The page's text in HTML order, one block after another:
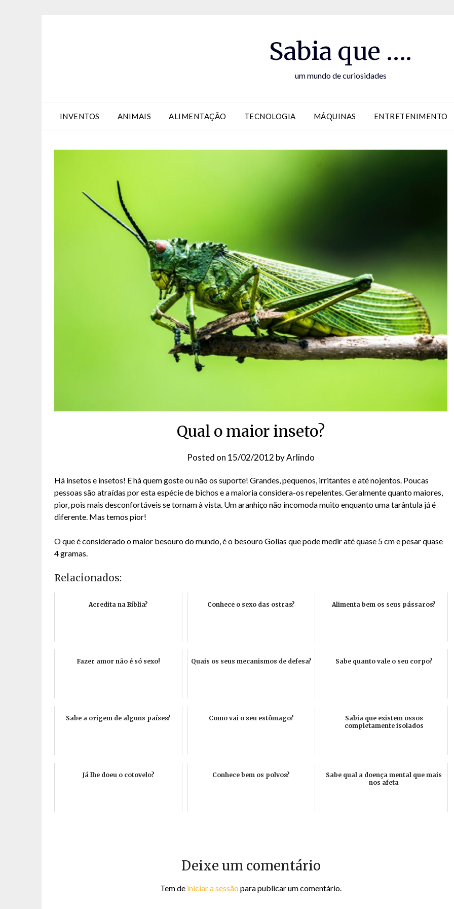
Sabia que ….
um mundo de curiosidades
INVENTOS ANIMAIS ALIMENTAÇÃO TECNOLOGIA MÁQUINAS ENTRETENIMENTO
Qual o maior inseto?
Posted on 15/02/2012 byArlindo
Há insetos e insetos! E há quem goste ou não os suporte! Grandes, pequenos, irritantes e até nojentos. Poucas
pessoas são atraídas por esta espécie de bichos e a maioria considera-os repelentes. Geralmente quanto maiores,
pior, pois mais desconfortáveis se tornam à vista. Um aranhiço não incomoda muito enquanto uma tarântula já é
diferente. Mas temos pior!
O que é considerado o maior besouro do mundo, é o besouro Golias que pode medir até quase 5 cm e pesar quase
4 gramas.
Relacionados:
Acredita na Bíblia? Conhece o sexo das ostras? Alimenta bem os seus pássaros?
Fazer amor não é só sexo! Quais os seus mecanismos de defesa? Sabe quanto vale o seu corpo?
Sabe a origem de alguns países? Como vai o seu estômago?
Sabia que existem ossos
completamente isolados
Já lhe doeu o cotovelo? Conhece bem os polvos?
Sabe qual a doença mental que mais
nos afeta
Deixe um comentário
Tem de iniciar a sessão para publicar um comentário.